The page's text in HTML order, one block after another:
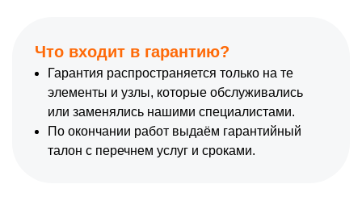
Что входит в гарантию?
Гарантия распространяется только на те
элементы и узлы, которые обслуживались
или заменялись нашими специалистами.
По окончании работ выдаём гарантийный
талон с перечнем услуг и сроками.